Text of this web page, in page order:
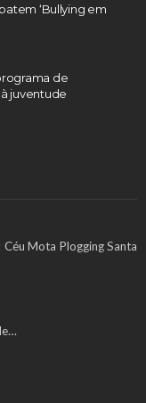
‘Bullying em
de
juventude
Mota Plogging Santa